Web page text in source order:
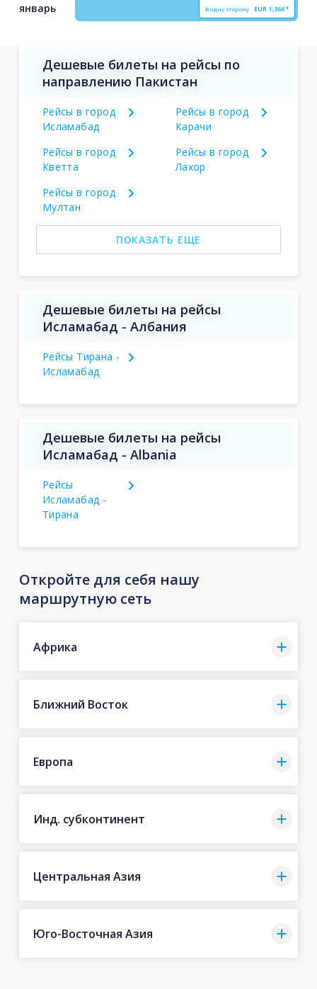
январь В одну сторону EUR 1,366*
Дешевые билеты на рейсы по
направлению Пакистан
Рейсы в город
Исламабад
Рейсы в город
Карачи
Рейсы в город
Кветта
Рейсы в город
Лахор
Рейсы в город
Мултан
ПОКАЗАТЬ ЕЩЕ
Дешевые билеты на рейсы
Исламабад - Албания
Рейсы Тирана -
Исламабад
Дешевые билеты на рейсы
Исламабад - Albania
Рейсы
Исламабад -
Тирана
Откройте для себя нашу
маршрутную сеть
Африка
Ближний Восток
Европа
Инд. субконтинент
Центральная Азия
Юго-Восточная Азия